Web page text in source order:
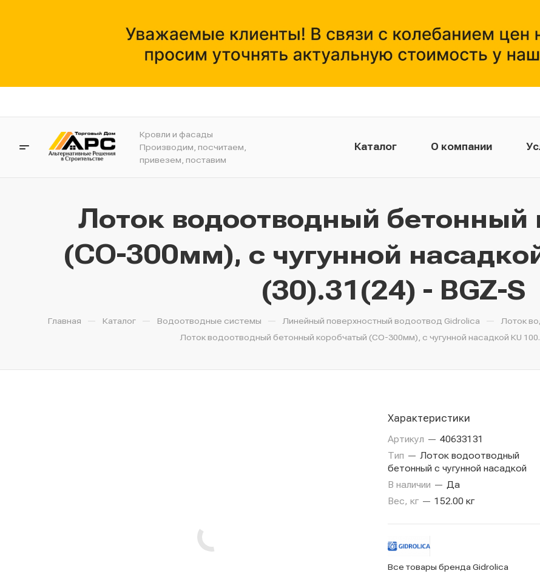
Кровли и фасады
Производим, посчитаем,
привезем, поставим
Каталог О компании
Лоток водоотводный бетонный
(СО-300мм), с чугунной
(30).31(24) - BGZ-S
Главная — Каталог — Водоотводные системы — Линейный поверхностный водоотвод Gidrolica — Лоток
Лоток водоотводный бетонный коробчатый (СО-300мм), с чугунной насадкой КU
Характеристики
Артикул — 40633131
Тип — Лоток водоотводный
бетонный с чугунной насадкой
В наличии — Да
Вес, кг — 152.00 кг
Все товары бренда Gidrolica